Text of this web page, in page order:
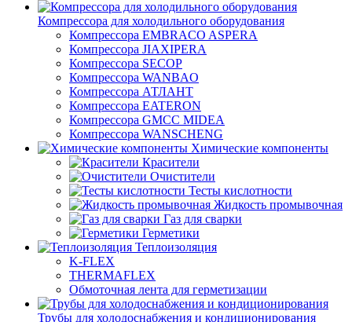
Компрессора для холодильного оборудования
Компрессора EMBRACO ASPERA
Компрессора JIAXIPERA
Компрессора SECOP
Компрессора WANBAO
Компрессора АТЛАНТ
Компрессора EATERON
Компрессора GMCC MIDEA
Компрессора WANSCHENG
Химические компоненты
Красители
Очистители
Тесты кислотности
Жидкость промывочная
Газ для сварки
Герметики
Теплоизоляция
K-FLEX
THERMAFLEX
Обмоточная лента для герметизации
Трубы для холодоснабжения и кондиционирования